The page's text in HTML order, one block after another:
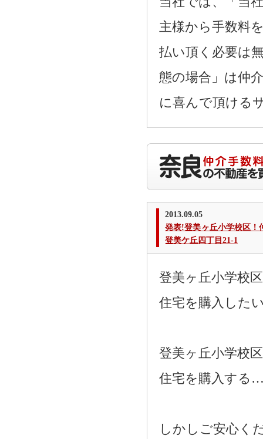
主様から手数料
払い頂く必要は
態の場合」は仲
に喜んで頂ける
2013.09.05
発表!登美ヶ丘小学校区！
登美ケ丘四丁目21-1
登美ヶ丘小学校
住宅を購入した
登美ヶ丘小学校
住宅を購入する
しかしご安心く